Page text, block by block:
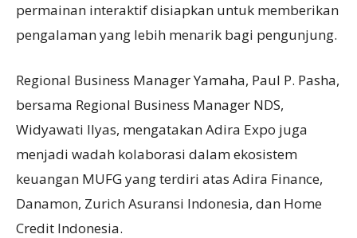
permainan interaktif disiapkan untuk memberikan
pengalaman yang lebih menarik bagi pengunjung.
Regional Business Manager Yamaha, Paul P. Pasha,
bersama Regional Business Manager NDS,
Widyawati Ilyas, mengatakan Adira Expo juga
menjadi wadah kolaborasi dalam ekosistem
keuangan MUFG yang terdiri atas Adira Finance,
Danamon, Zurich Asuransi Indonesia, dan Home
Credit Indonesia.